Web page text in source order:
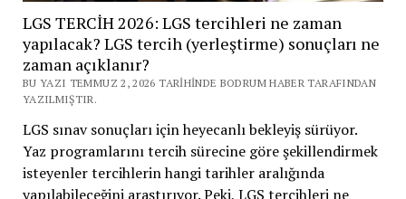
LGS TERCİH 2026: LGS tercihleri ne zaman
yapılacak? LGS tercih (yerleştirme) sonuçları ne
zaman açıklanır?
BU YAZI TEMMUZ 2, 2026 TARIHINDE BODRUM HABER TARAFINDAN
YAZILMIŞTIR.
LGS sınav sonuçları için heyecanlı bekleyiş sürüyor.
Yaz programlarını tercih sürecine göre şekillendirmek
isteyenler tercihlerin hangi tarihler aralığında
yapılabileceğini araştırıyor. Peki, LGS tercihleri ne